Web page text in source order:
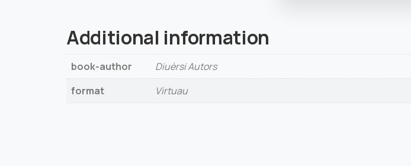
Additional information
book-author
Diuèrsi Autors
format
Virtuau